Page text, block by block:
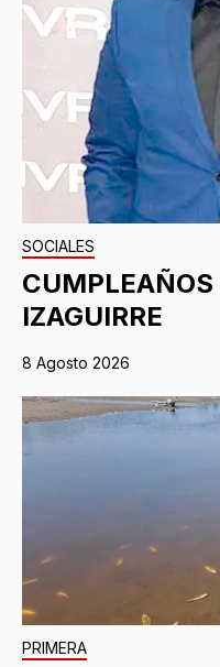
SOCIALES
CUMPLEAÑOS
IZAGUIRRE
8 Agosto 2026
PRIMERA